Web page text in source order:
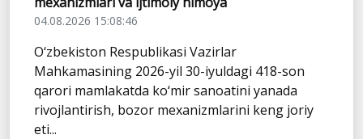
04.08.2026 15:08:46
O‘zbekiston Respublikasi Vazirlar
Mahkamasining 2026-yil 30-iyuldagi 418-son
qarori mamlakatda ko‘mir sanoatini yanada
rivojlantirish, bozor mexanizmlarini keng joriy
eti...